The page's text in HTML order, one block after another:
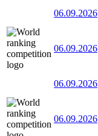
06.09.2026
06.09.2026
06.09.2026
06.09.2026